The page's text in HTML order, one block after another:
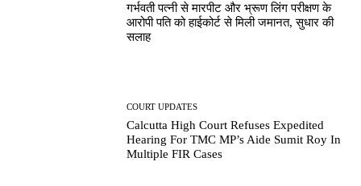
गर्भवती पत्नी से मारपीट और भ्रूण लिंग परीक्षण के
आरोपी पति को हाईकोर्ट से मिली जमानत, सुधार की
सलाह
COURT UPDATES
Calcutta High Court Refuses Expedited
Hearing For TMC MP’s Aide Sumit Roy In
Multiple FIR Cases